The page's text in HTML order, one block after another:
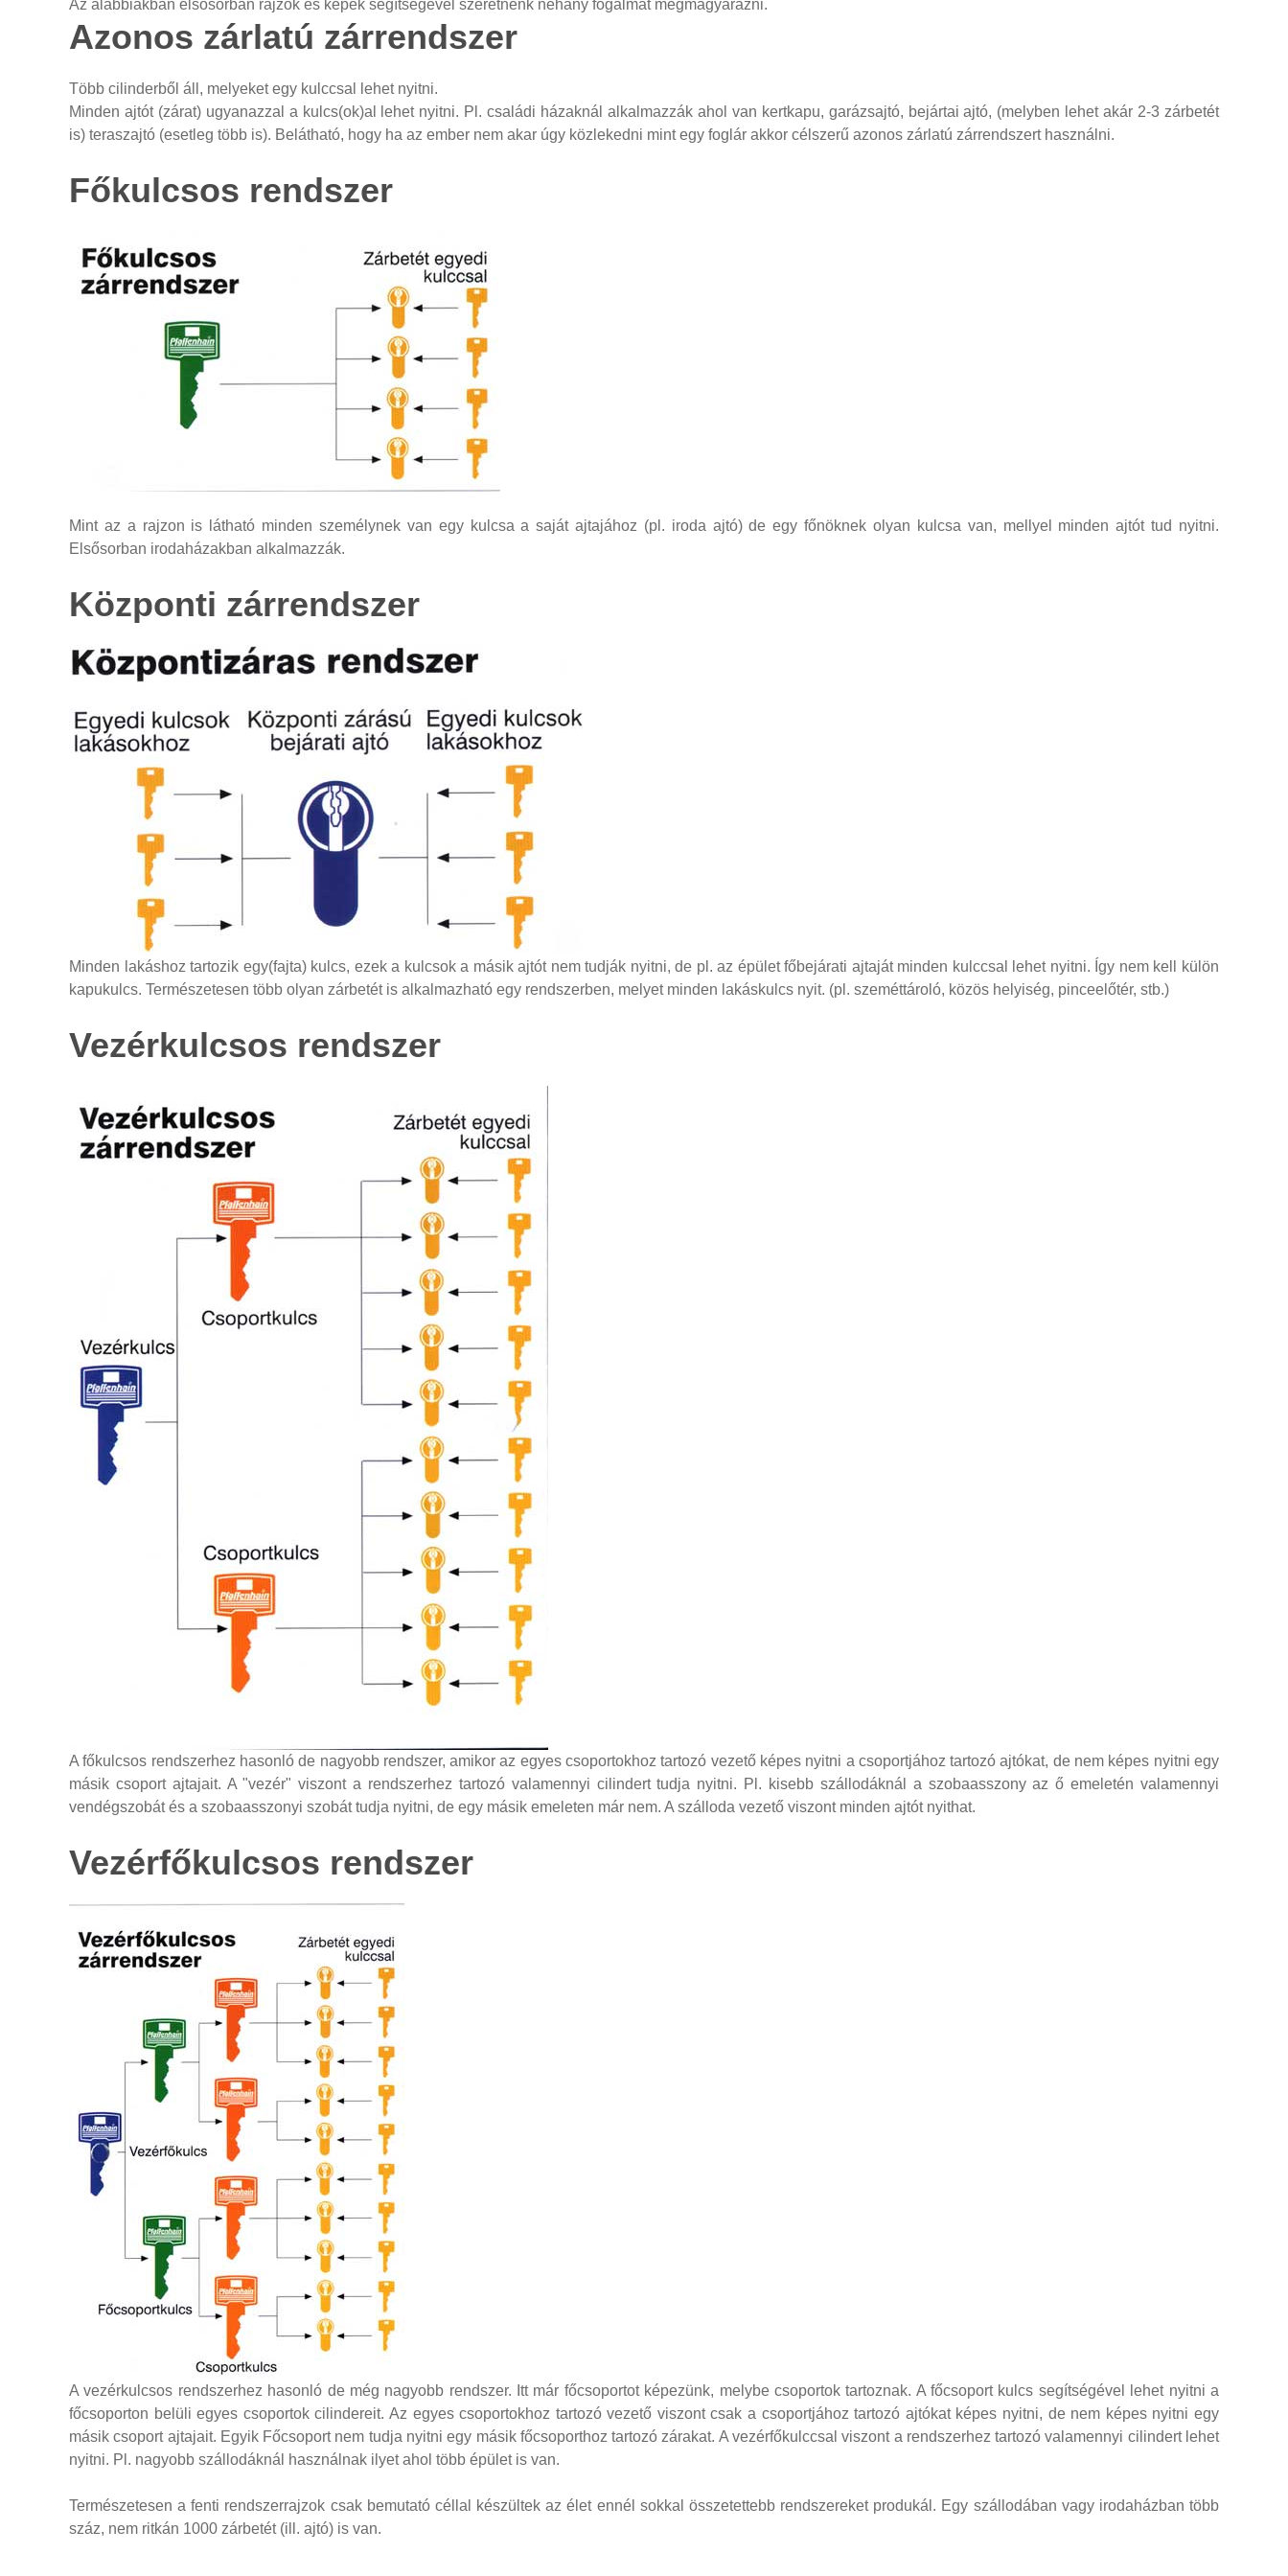
Az alábbiakban elsősorban rajzok és képek segítségével szeretnénk néhány fogalmat megmagyarázni.
Azonos zárlatú zárrendszer
Több cilinderből áll, melyeket egy kulccsal lehet nyitni.
Minden ajtót (zárat) ugyanazzal a kulcs(ok)al lehet nyitni. Pl. családi házaknál alkalmazzák ahol van kertkapu, garázsajtó, bejártai ajtó, (melyben lehet akár 2-3 zárbetét
is) teraszajtó (esetleg több is). Belátható, hogy ha az ember nem akar úgy közlekedni mint egy foglár akkor célszerű azonos zárlatú zárrendszert használni.
Főkulcsos rendszer
Mint az a rajzon is látható minden személynek van egy kulcsa a saját ajtajához (pl. iroda ajtó) de egy főnöknek olyan kulcsa van, mellyel minden ajtót tud nyitni.
Elsősorban irodaházakban alkalmazzák.
Központi zárrendszer
Minden lakáshoz tartozik egy(fajta) kulcs, ezek a kulcsok a másik ajtót nem tudják nyitni, de pl. az épület főbejárati ajtaját minden kulccsal lehet nyitni. Így nem kell külön
kapukulcs. Természetesen több olyan zárbetét is alkalmazható egy rendszerben, melyet minden lakáskulcs nyit. (pl. szeméttároló, közös helyiség, pinceelőtér, stb.)
Vezérkulcsos rendszer
A főkulcsos rendszerhez hasonló de nagyobb rendszer, amikor az egyes csoportokhoz tartozó vezető képes nyitni a csoportjához tartozó ajtókat, de nem képes nyitni egy
másik csoport ajtajait. A "vezér" viszont a rendszerhez tartozó valamennyi cilindert tudja nyitni. Pl. kisebb szállodáknál a szobaasszony az ő emeletén valamennyi
vendégszobát és a szobaasszonyi szobát tudja nyitni, de egy másik emeleten már nem. A szálloda vezető viszont minden ajtót nyithat.
Vezérfőkulcsos rendszer
A vezérkulcsos rendszerhez hasonló de még nagyobb rendszer. Itt már főcsoportot képezünk, melybe csoportok tartoznak. A főcsoport kulcs segítségével lehet nyitni a
főcsoporton belüli egyes csoportok cilindereit. Az egyes csoportokhoz tartozó vezető viszont csak a csoportjához tartozó ajtókat képes nyitni, de nem képes nyitni egy
másik csoport ajtajait. Egyik Főcsoport nem tudja nyitni egy másik főcsoporthoz tartozó zárakat. A vezérfőkulccsal viszont a rendszerhez tartozó valamennyi cilindert lehet
nyitni. Pl. nagyobb szállodáknál használnak ilyet ahol több épület is van.
Természetesen a fenti rendszerrajzok csak bemutató céllal készültek az élet ennél sokkal összetettebb rendszereket produkál. Egy szállodában vagy irodaházban több
száz, nem ritkán 1000 zárbetét (ill. ajtó) is van.